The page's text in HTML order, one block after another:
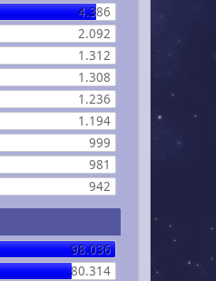
4.386
2.092
1.312
1.308
1.236
1.194
999
981
942
98.036
80.314